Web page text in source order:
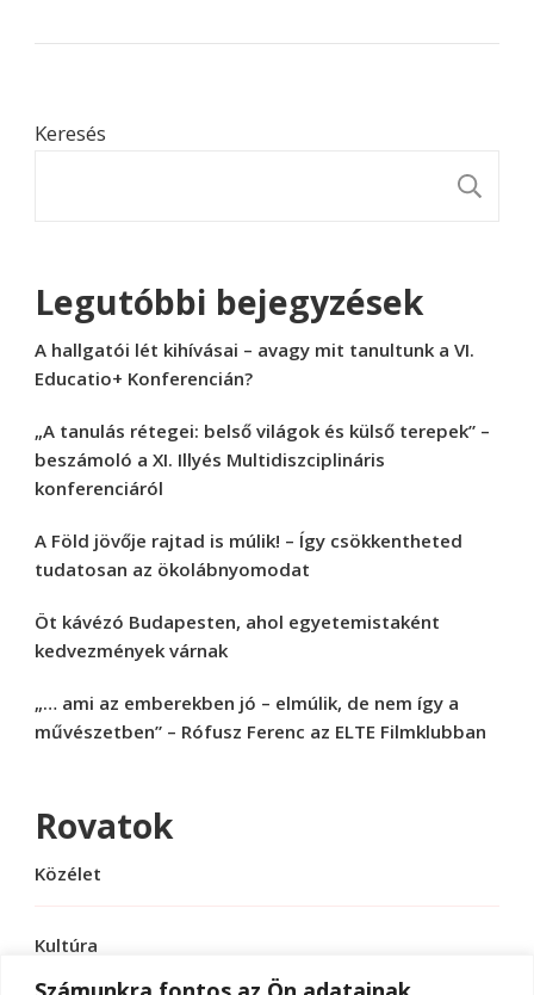
Keresés
Legutóbbi bejegyzések
A hallgatói lét kihívásai – avagy mit tanultunk a VI.
Educatio+ Konferencián?
„A tanulás rétegei: belső világok és külső terepek” –
beszámoló a XI. Illyés Multidiszciplináris
konferenciáról
A Föld jövője rajtad is múlik! – Így csökkentheted
tudatosan az ökolábnyomodat
Öt kávézó Budapesten, ahol egyetemistaként
kedvezmények várnak
„… ami az emberekben jó – elmúlik, de nem így a
művészetben” – Rófusz Ferenc az ELTE Filmklubban
Rovatok
Közélet
Kultúra